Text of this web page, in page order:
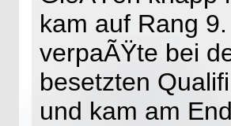
kam auf Rang
verpaÃŸte bei
besetzten
und kam am